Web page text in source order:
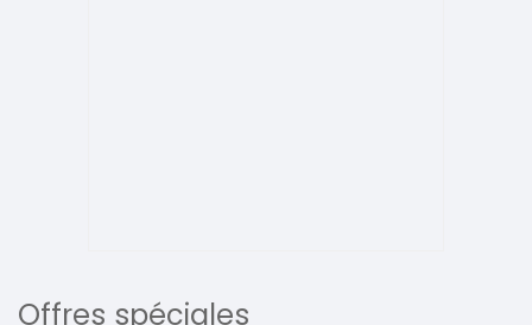
Offres spéciales